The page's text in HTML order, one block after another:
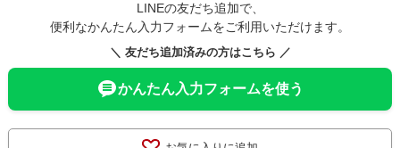
LINEの友だち追加で、
便利なかんたん入力フォームをご利用いただけます。
＼ 友だち追加済みの方はこちら ／
かんたん入力フォームを使う